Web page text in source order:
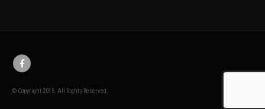
© Copyright 2015. All Rights Reserved.